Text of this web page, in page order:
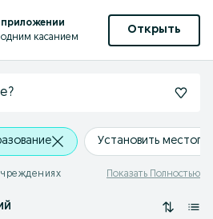
одним касанием
Открыть
Установить
Показать Полностью